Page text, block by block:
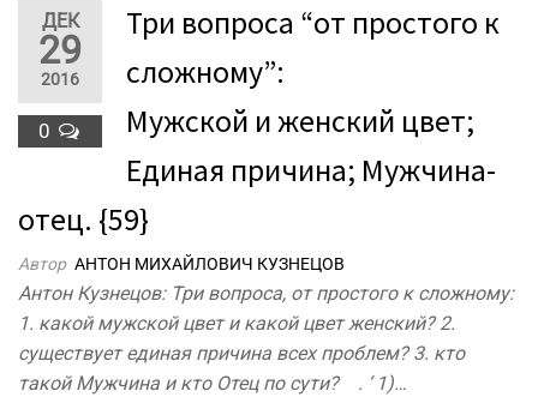
ДЕК
29
2016
0
Три вопроса “от простого к
сложному”:
Мужской и женский цвет;
Единая причина; Мужчина-
отец. {59}
Автор АНТОН МИХАЙЛОВИЧ КУЗНЕЦОВ
Антон Кузнецов: Три вопроса, от простого к сложному:
1. какой мужской цвет и какой цвет женский? 2.
существует единая причина всех проблем? 3. кто
такой Мужчина и кто Отец по сути? . ‘ 1)…